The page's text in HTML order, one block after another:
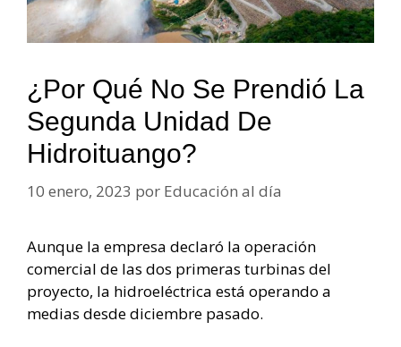
¿Por Qué No Se Prendió La
Segunda Unidad De
Hidroituango?
10 enero, 2023 por Educación al día
Aunque la empresa declaró la operación
comercial de las dos primeras turbinas del
proyecto, la hidroeléctrica está operando a
medias desde diciembre pasado.